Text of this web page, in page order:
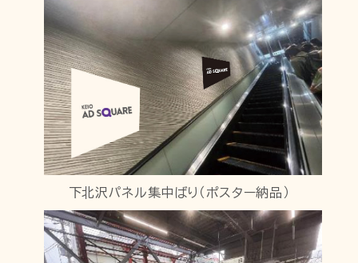
下北沢パネル集中ばり（ポスター納品）